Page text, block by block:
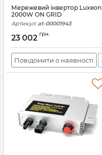
Мережевий інвертор Luxeon
2000W ON GRID
Артикул: at-00001943
23 002 грн.
Повідомити о наявності